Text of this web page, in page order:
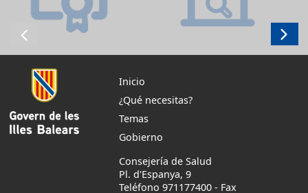
Inicio
¿Qué necesitas?
Temas
Gobierno
Consejería de Salud
Pl. d'Espanya, 9
Teléfono 971177400 - Fax